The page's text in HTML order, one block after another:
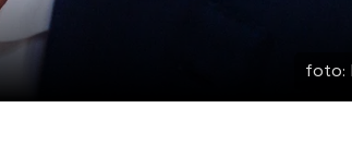
foto: